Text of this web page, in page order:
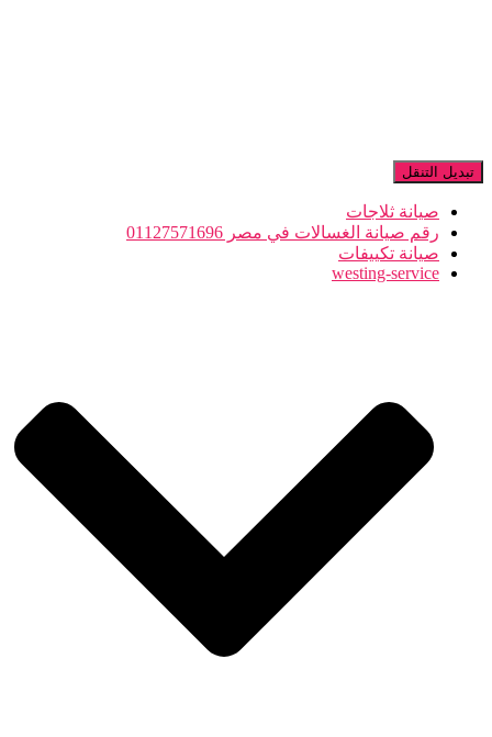
تبديل التنقل
صيانة ثلاجات
رقم صيانة الغسالات في مصر 01127571696
صيانة تكييفات
westing-service